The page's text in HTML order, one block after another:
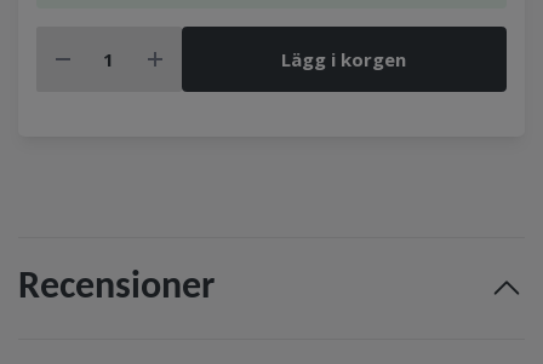
Lägg i korgen
Recensioner